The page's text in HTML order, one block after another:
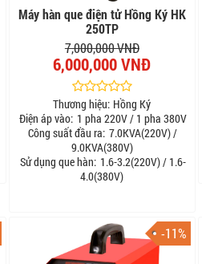
Máy hàn que điện tử Hồng Ký HK
250TP
7,000,000 VNĐ
6,000,000 VNĐ
Thương hiệu: Hồng Ký
Điện áp vào: 1 pha 220V / 1 pha 380V
Công suất đầu ra: 7.0KVA(220V) /
9.0KVA(380V)
Sử dụng que hàn: 1.6-3.2(220V) / 1.6-
4.0(380V)
-11%